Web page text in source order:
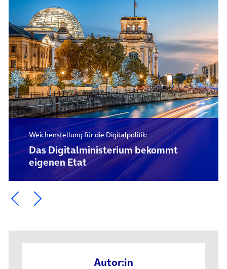
Weichenstellung für die Digitalpolitik:
Das Digital­ministerium bekommt
eigenen Etat
Ein Element zurück blättern
Ein Element weiter blättern
Autor:in